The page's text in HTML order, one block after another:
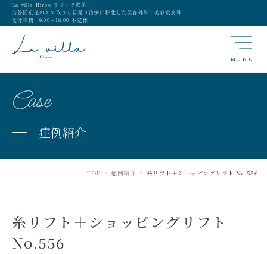
La villa Hiroo ラヴィラ広尾
渋谷区広尾のクマ取りと若返り治療に特化した美容外科・美容皮膚科
受付時間 9:00〜18:00 不定休
MENU
Case
症例紹介
TOP > 症例紹介 > 糸リフト＋ショッピングリフト No.556
糸リフト＋ショッピングリフト
No.556